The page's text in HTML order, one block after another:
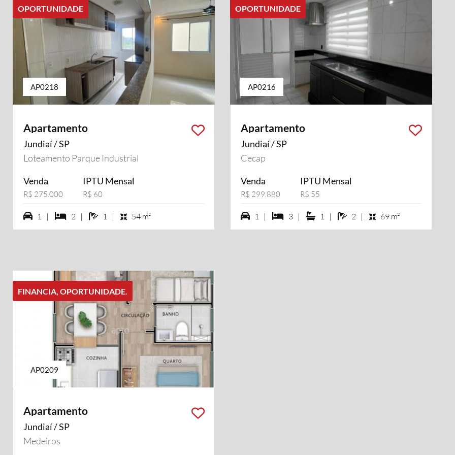
OPORTUNIDADE
AP0218
Apartamento
Jundiaí / SP
Loteamento Parque Industrial
Venda
R$ 275.000
IPTU Mensal
R$ 60
1 vagas na garagem
1 | 2 dormiórios
2 | 1 banheiros
1 | 54 m²
OPORTUNIDADE
AP0216
Apartamento
Jundiaí / SP
Cecap
Venda
R$ 299.880
IPTU Mensal
R$ 55
1 vagas na garagem
1 | 3 dormiórios
3 | 1 suítes
1 | 2 banheiros
2 | 69 m²
FINANCIA, OPORTUNIDADE.
AP0209
Apartamento
Jundiaí / SP
Medeiros